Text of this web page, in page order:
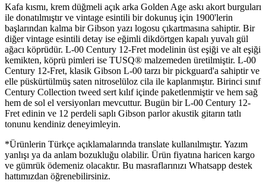
Kafa kısmı, krem düğmeli açık arka Golden Age askı akort burguları
ile donatılmıştır ve vintage esintili bir dokunuş için 1900'lerin
başlarından kalma bir Gibson yazı logosu çıkartmasına sahiptir. Bir
diğer vintage esintili detay ise eğimli dikdörtgen kapalı yuvalı gül
ağacı köprüdür. L-00 Century 12-Fret modelinin üst eşiği ve alt eşiği
kemikten, köprü pimleri ise TUSQ® malzemeden üretilmiştir. L-00
Century 12-Fret, klasik Gibson L-00 tarzı bir pickguard'a sahiptir ve
elle püskürtülmüş saten nitroselüloz cila ile kaplanmıştır. Birinci sınıf
Century Collection tweed sert kılıf içinde paketlenmiştir ve hem sağ
hem de sol el versiyonları mevcuttur. Bugün bir L-00 Century 12-
Fret edinin ve 12 perdeli saplı Gibson parlor akustik gitarın tatlı
tonunu kendiniz deneyimleyin.
*Ürünlerin Türkçe açıklamalarında translate kullanılmıştır. Yazım
yanlışı ya da anlam bozukluğu olabilir. Ürün fiyatına haricen kargo
ve gümrük ödemeniz olacaktır. Bu masraflarınızı Whatsapp destek
hattımızdan öğrenebilirsiniz.